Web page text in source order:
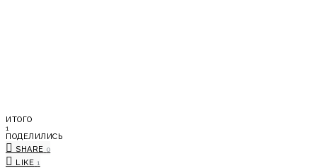
ИТОГО
1
ПОДЕЛИЛИСЬ
SHARE 0
LIKE 1